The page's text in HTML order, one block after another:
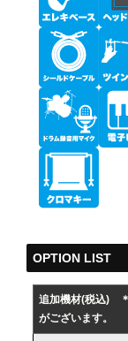
OPTION LIST
追加機材(税込)＊
がございます。